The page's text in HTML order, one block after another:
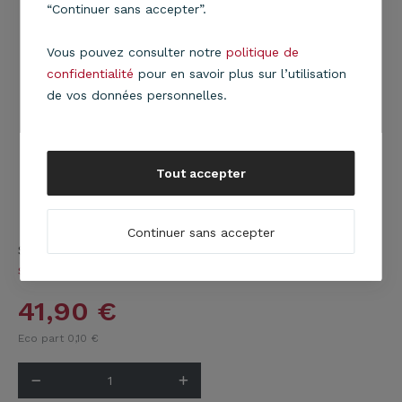
Suspension cylindre Ionos gris doré et vieux rose
savoir plus
41,90 €
Eco part 0,10 €
“Continuer sans accepter”.
Vous pouvez consulter notrepolitique de
confidentialité pour en savoir plus sur l’utilisation
de vos données personnelles.
Continuer sans accepter
Tout accepter